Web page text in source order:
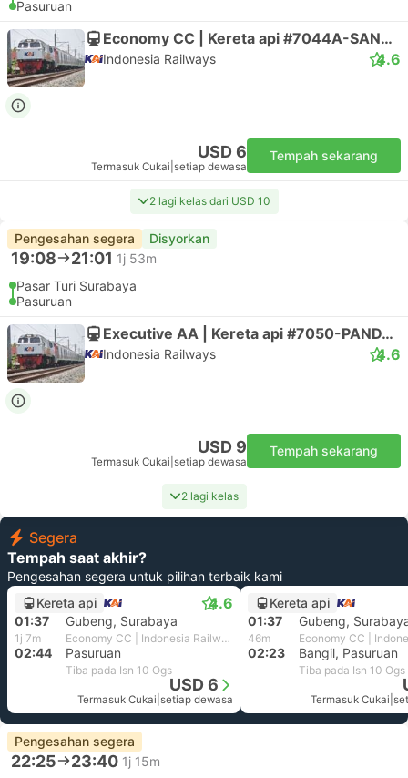
Pasuruan
Economy CC | Kereta api #7044A-SANGKURIANG
Indonesia Railways 4.6
USD 6
Termasuk Cukai setiap dewasa
Tempah sekarang
2 lagi kelas dari USD 10
Pengesahan segera Disyorkan
19:08 21:01 1j 53m
Pasar Turi Surabaya
Pasuruan
Executive AA | Kereta api #7050-PANDALUNGAN 2
Indonesia Railways 4.6
USD 9
Termasuk Cukai setiap dewasa
Tempah sekarang
2 lagi kelas
Segera
Tempah saat akhir?
Pengesahan segera untuk pilihan terbaik kami
Kereta api
4.6
01:37 Gubeng, Surabaya
1j 7m Economy CC | Indonesia Railways
02:44 Pasuruan
Tiba pada Isn 10 Ogs
USD 6
Termasuk Cukai setiap dewasa
Kereta api
01:37
Gubeng,
46m
02:23 Bangil, Pasuruan
Tiba pada Isn 10 Ogs
Termasuk Cukai
Pengesahan segera
22:25 23:40 1j 15m